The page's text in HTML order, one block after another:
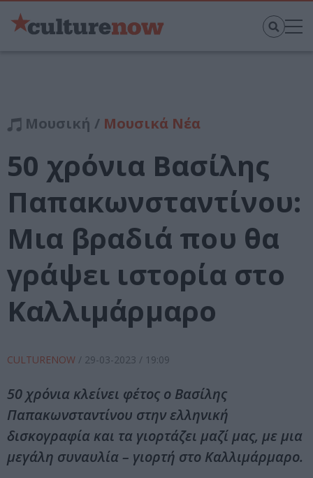
Μουσική / Μουσικά Νέα
50 χρόνια Βασίλης
Παπακωνσταντίνου:
Μια βραδιά που θα
γράψει ιστορία στο
Καλλιμάρμαρο
CULTURENOW / 29-03-2023 / 19:09
50 χρόνια κλείνει φέτος ο Βασίλης
Παπακωνσταντίνου στην ελληνική
δισκογραφία και τα γιορτάζει μαζί μας, με μια
μεγάλη συναυλία – γιορτή στο Καλλιμάρμαρο.